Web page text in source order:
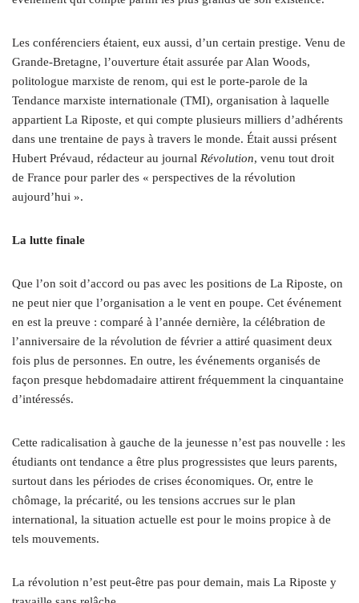
Les conférenciers étaient, eux aussi, d’un certain prestige. Venu de
Grande-Bretagne, l’ouverture était assurée par Alan Woods,
politologue marxiste de renom, qui est le porte-parole de la
Tendance marxiste internationale (TMI), organisation à laquelle
appartient La Riposte, et qui compte plusieurs milliers d’adhérents
dans une trentaine de pays à travers le monde. Était aussi présent
Hubert Prévaud, rédacteur au journal Révolution, venu tout droit
de France pour parler des « perspectives de la révolution
aujourd’hui ».
La lutte finale
Que l’on soit d’accord ou pas avec les positions de La Riposte, on
ne peut nier que l’organisation a le vent en poupe. Cet événement
en est la preuve : comparé à l’année dernière, la célébration de
l’anniversaire de la révolution de février a attiré quasiment deux
fois plus de personnes. En outre, les événements organisés de
façon presque hebdomadaire attirent fréquemment la cinquantaine
d’intéressés.
Cette radicalisation à gauche de la jeunesse n’est pas nouvelle : les
étudiants ont tendance a être plus progressistes que leurs parents,
surtout dans les périodes de crises économiques. Or, entre le
chômage, la précarité, ou les tensions accrues sur le plan
international, la situation actuelle est pour le moins propice à de
tels mouvements.
La révolution n’est peut-être pas pour demain, mais La Riposte y